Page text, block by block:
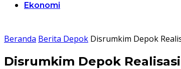
Ekonomi
Beranda Berita Depok Disrumkim Depok
Disrumkim Depok